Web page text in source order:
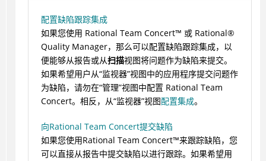
配置缺陷跟踪集成
如果您使用 Rational Team Concert™ 或 Rational®
Quality Manager，那么可以配置缺陷跟踪集成，以
便能够从报告或从扫描视图将问题作为缺陷来提交。
如果希望用户从“监视器”视图中的应用程序提交问题作
为缺陷，请勿在“管理”视图中配置 Rational Team
Concert。相反，从“监视器”视图配置集成。
向Rational Team Concert提交缺陷
如果您使用Rational Team Concert™来跟踪缺陷，您
可以直接从报告中提交缺陷以进行跟踪。 如果希望用